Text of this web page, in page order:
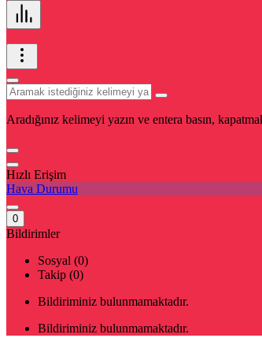
Aradığınız kelimeyi yazın ve entera basın,
Hızlı Erişim
Hava Durumu
0
Bildirimler
Sosyal (0)
Takip (0)
Bildiriminiz bulunmamaktadır.
Bildiriminiz bulunmamaktadır.